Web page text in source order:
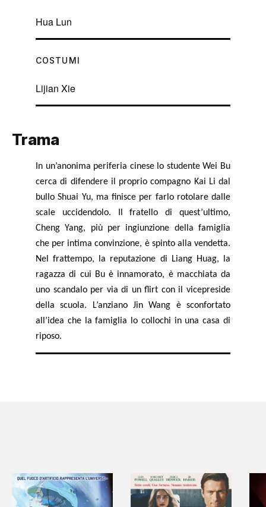
Hua Lun
COSTUMI
Lijian Xie
Trama
In un’anonima periferia cinese lo studente Wei Bu
cerca di difendere il proprio compagno Kai Li dal
bullo Shuai Yu, ma finisce per farlo rotolare dalle
scale uccidendolo. Il fratello di quest’ultimo,
Cheng Yang, più per ingiunzione della famiglia
che per intima convinzione, è spinto alla vendetta.
Nel frattempo, la reputazione di Liang Huag, la
ragazza di cui Bu è innamorato, è macchiata da
uno scandalo per via di un flirt con il vicepreside
della scuola. L’anziano Jin Wang è sconfortato
all’idea che la famiglia lo collochi in una casa di
riposo.